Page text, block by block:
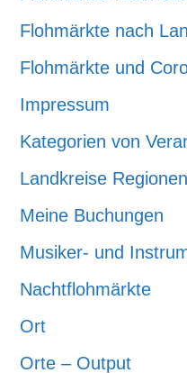
Flohmärkte nach
Flohmärkte und
Impressum
Kategorien von
Landkreise Regionen
Meine Buchungen
Musiker- und
Nachtflohmärkte
Ort
Orte – Output